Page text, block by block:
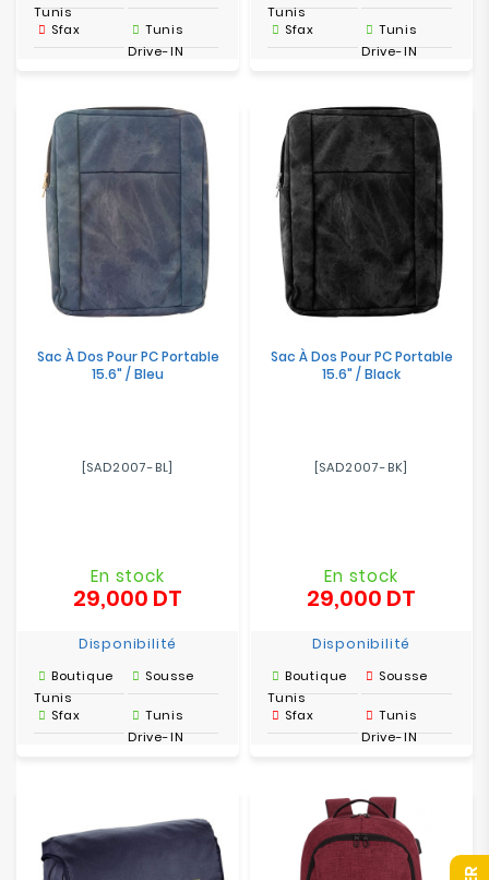
Tunis
Sfax
Tunis
Drive-IN
Tunis
Sfax
Tunis
Drive-IN
Sac À Dos Pour PC Portable
15.6" / Bleu
[SAD2007-BL]
En stock
29,000 DT
Disponibilité
Boutique
Tunis
Sousse
Sfax
Tunis
Drive-IN
Sac À Dos Pour PC Portable
15.6" / Black
[SAD2007-BK]
En stock
29,000 DT
Disponibilité
Boutique
Tunis
Sousse
Sfax
Tunis
Drive-IN